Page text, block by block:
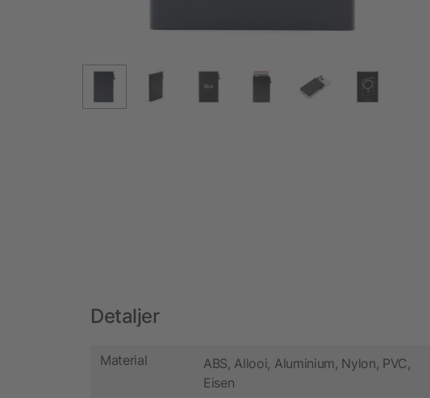
Detaljer
Material
ABS, Allooi, Aluminium, Nylon, PVC,
Eisen